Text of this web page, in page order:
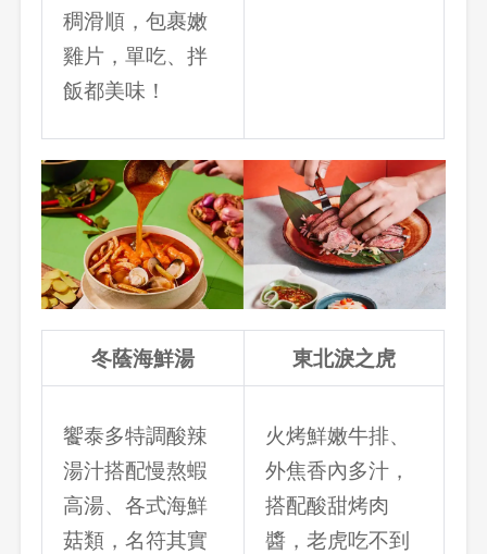
稠滑順，包裹嫩
雞片，單吃、拌
飯都美味！
冬蔭海鮮湯 東北淚之虎
饗泰多特調酸辣
湯汁搭配慢熬蝦
高湯、各式海鮮
菇類，名符其實
火烤鮮嫩牛排、
外焦香內多汁，
搭配酸甜烤肉
醬，老虎吃不到